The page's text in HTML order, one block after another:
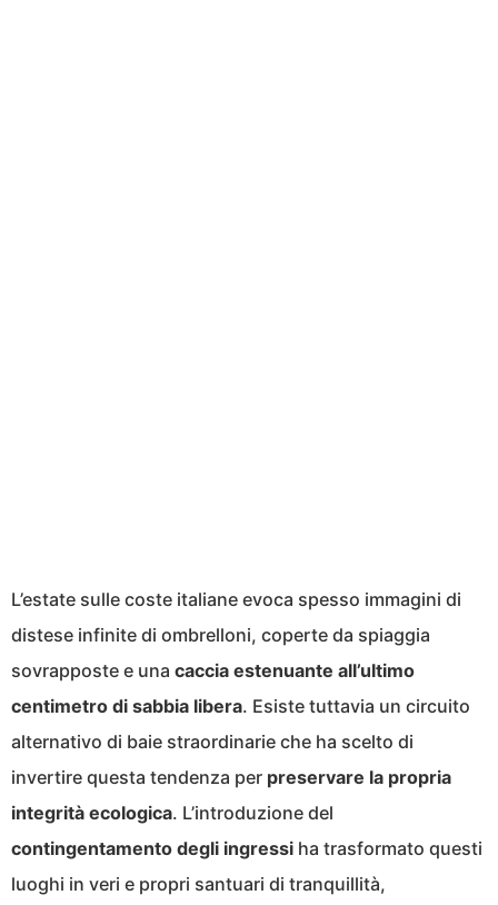
L’estate sulle coste italiane evoca spesso immagini di
distese infinite di ombrelloni, coperte da spiaggia
sovrapposte e una caccia estenuante all’ultimo
centimetro di sabbia libera. Esiste tuttavia un circuito
alternativo di baie straordinarie che ha scelto di
invertire questa tendenza per preservare la propria
integrità ecologica. L’introduzione del
contingentamento degli ingressi ha trasformato questi
luoghi in veri e propri santuari di tranquillità,